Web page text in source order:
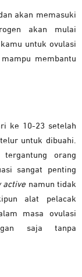
akan memasuki
akan mulai
untuk ovulasi
membantu
ke 10-23 setelah
untuk dibuahi.
orang
sangat penting
active namun tidak
alat pelacak
masa ovulasi
saja tanpa